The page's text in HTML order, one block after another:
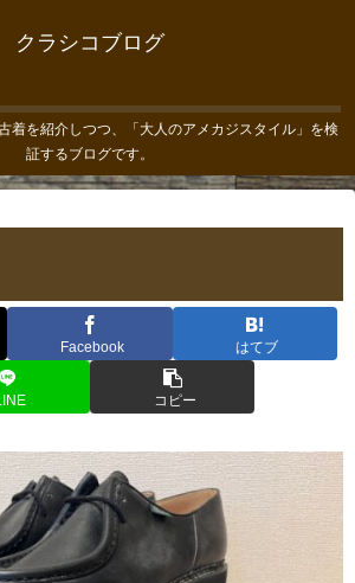
クラシコブログ
着を紹介しつつ、「大人のアメカジスタイル」を検
証するブログです。
Facebook はてブ
コピー